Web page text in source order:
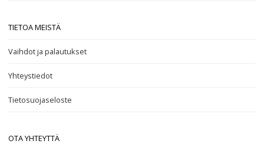
TIETOA MEISTÄ
Vaihdot ja palautukset
Yhteystiedot
Tietosuojaseloste
OTA YHTEYTTÄ